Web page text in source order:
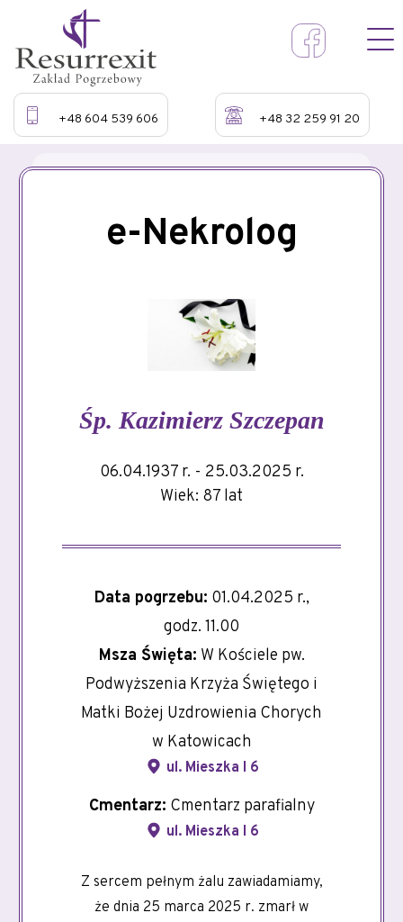
+48 604 539 606 +48 32 259 91 20
e-Nekrolog
Śp. Kazimierz Szczepan
06.04.1937 r. - 25.03.2025 r.
Wiek: 87 lat
Data pogrzebu: 01.04.2025 r.,
godz. 11.00
Msza Święta: W Kościele pw.
Podwyższenia Krzyża Świętego i
Matki Bożej Uzdrowienia Chorych
w Katowicach
ul. Mieszka I 6
Cmentarz: Cmentarz parafialny
ul. Mieszka I 6
Z sercem pełnym żalu zawiadamiamy,
że dnia 25 marca 2025 r. zmarł w